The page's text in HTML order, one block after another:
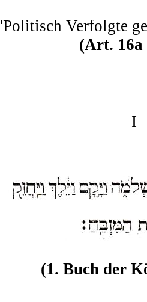
'Politisch Verfolgte
(Art.
I
(1. Buch der